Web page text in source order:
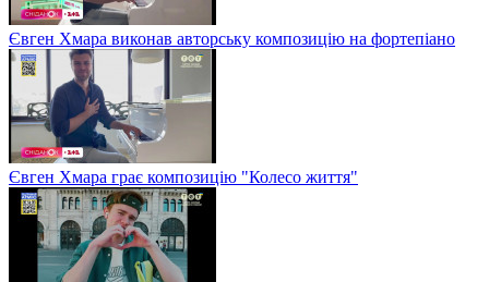
Євген Хмара виконав авторську композицію на фортепіано
Євген Хмара грає композицію "Колесо життя"